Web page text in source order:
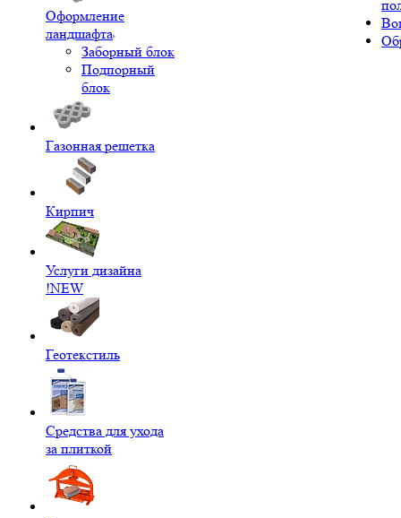
Оформление
ландшафта
Заборный блок
Подпорный
блок
Газонная решетка
Кирпич
Услуги дизайна
!NEW
Геотекстиль
Средства для ухода
за плиткой